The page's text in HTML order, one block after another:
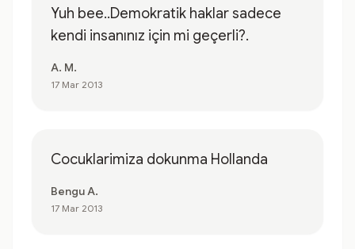
Yuh bee..Demokratik haklar sadece
kendi insanınız için mi geçerli?.
A. M.
17 Mar 2013
Cocuklarimiza dokunma Hollanda
Bengu A.
17 Mar 2013